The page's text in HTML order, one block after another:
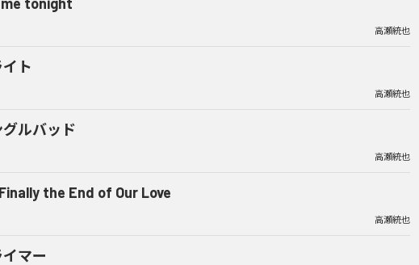
高瀬統也
ト
高瀬統也
グルバッド
高瀬統也
the End of Our Love
高瀬統也
マー